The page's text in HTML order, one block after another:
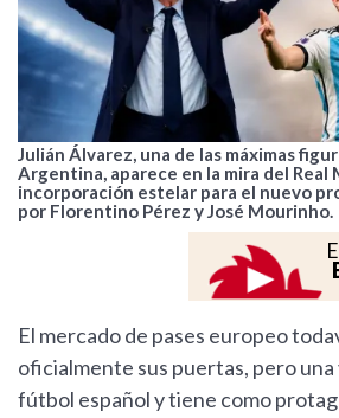
Julián Álvarez, una de las máximas
Argentina, aparece en la mira del Real
incorporación estelar para el nuevo
por Florentino Pérez y José Mourinho.
El mercado de pases europeo
oficialmente sus puertas, pero una
fútbol español y tiene como